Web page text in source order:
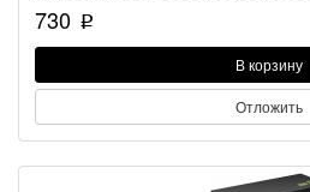
730 p
В корзину
Отложить